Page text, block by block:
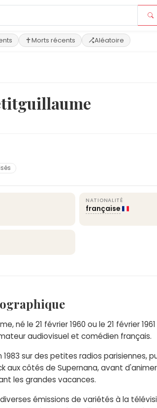
Morts récents Aléatoire
NATIONALITÉ
française
né le 21 février 1960 ou le 21 février
audiovisuel et comédien français.
sur des petites radios parisiennes,
aux côtés de Supernana, avant d'animer
les grandes vacances.
émissions de variétés à la